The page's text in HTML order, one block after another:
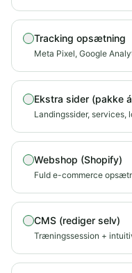
Tracking opsætning
Meta Pixel, Google
Ekstra sider (pakke
Landingssider,
Webshop (Shopify)
Fuld e-commerce
CMS (rediger selv)
Træningssession +